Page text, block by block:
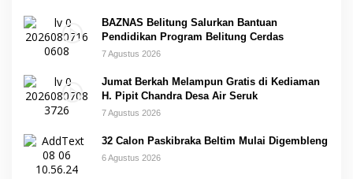
BAZNAS Belitung Salurkan Bantuan
Pendidikan Program Belitung Cerdas
7 Agustus 2026
Jumat Berkah Melampun Gratis di Kediaman
H. Pipit Chandra Desa Air Seruk
7 Agustus 2026
32 Calon Paskibraka Beltim Mulai Digembleng
6 Agustus 2026